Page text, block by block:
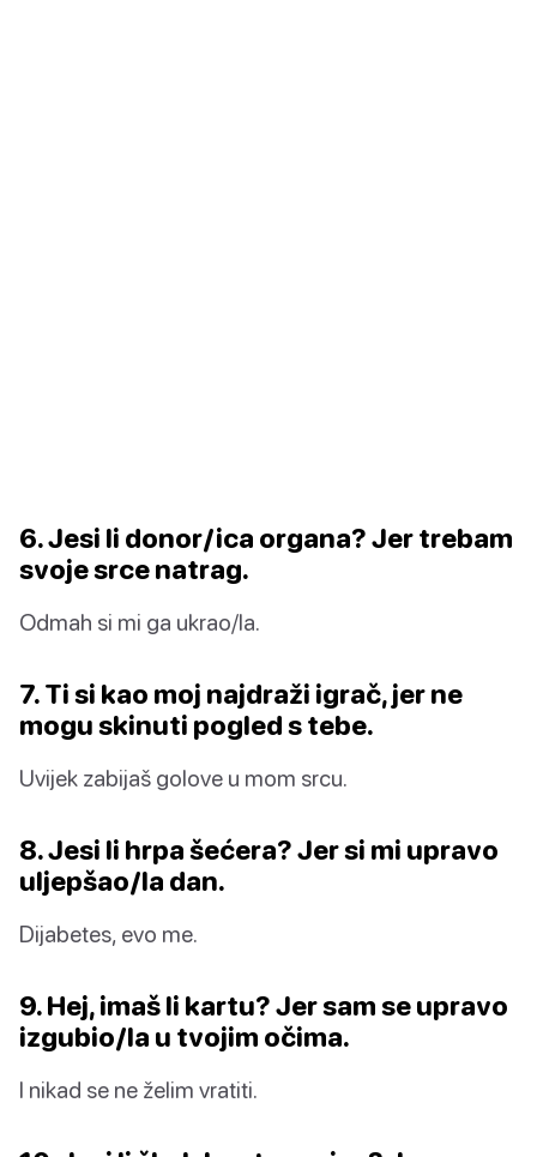
6. Jesi li donor/ica organa? Jer trebam
svoje srce natrag.
Odmah si mi ga ukrao/la.
7. Ti si kao moj najdraži igrač, jer ne
mogu skinuti pogled s tebe.
Uvijek zabijaš golove u mom srcu.
8. Jesi li hrpa šećera? Jer si mi upravo
uljepšao/la dan.
Dijabetes, evo me.
9. Hej, imaš li kartu? Jer sam se upravo
izgubio/la u tvojim očima.
I nikad se ne želim vratiti.